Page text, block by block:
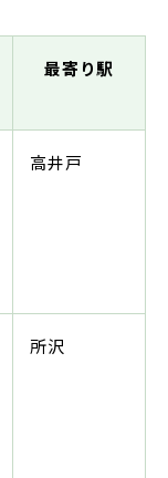
会
最寄り駅
高井戸
所沢